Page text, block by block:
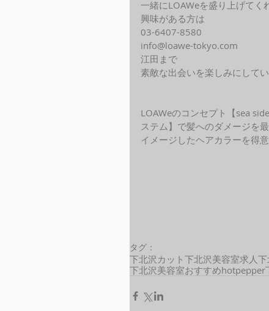
一緒にLOAWeを盛り上げてく
興味がある方は
03-6407-8580
info@loawe-tokyo.com
江田まで
素敵な出会いを楽しみにしてい
LOAWeのコンセプト【sea
ステム】で髪へのダメージを
イメージしたヘアカラーを得
タグ：
下北沢カット 下北沢美容室求人 下
下北沢美容室おすすめhotpepper